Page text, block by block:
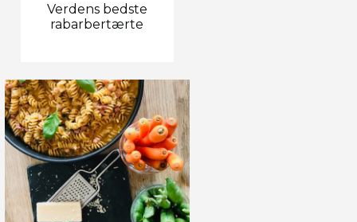
Verdens bedste
rabarbertærte